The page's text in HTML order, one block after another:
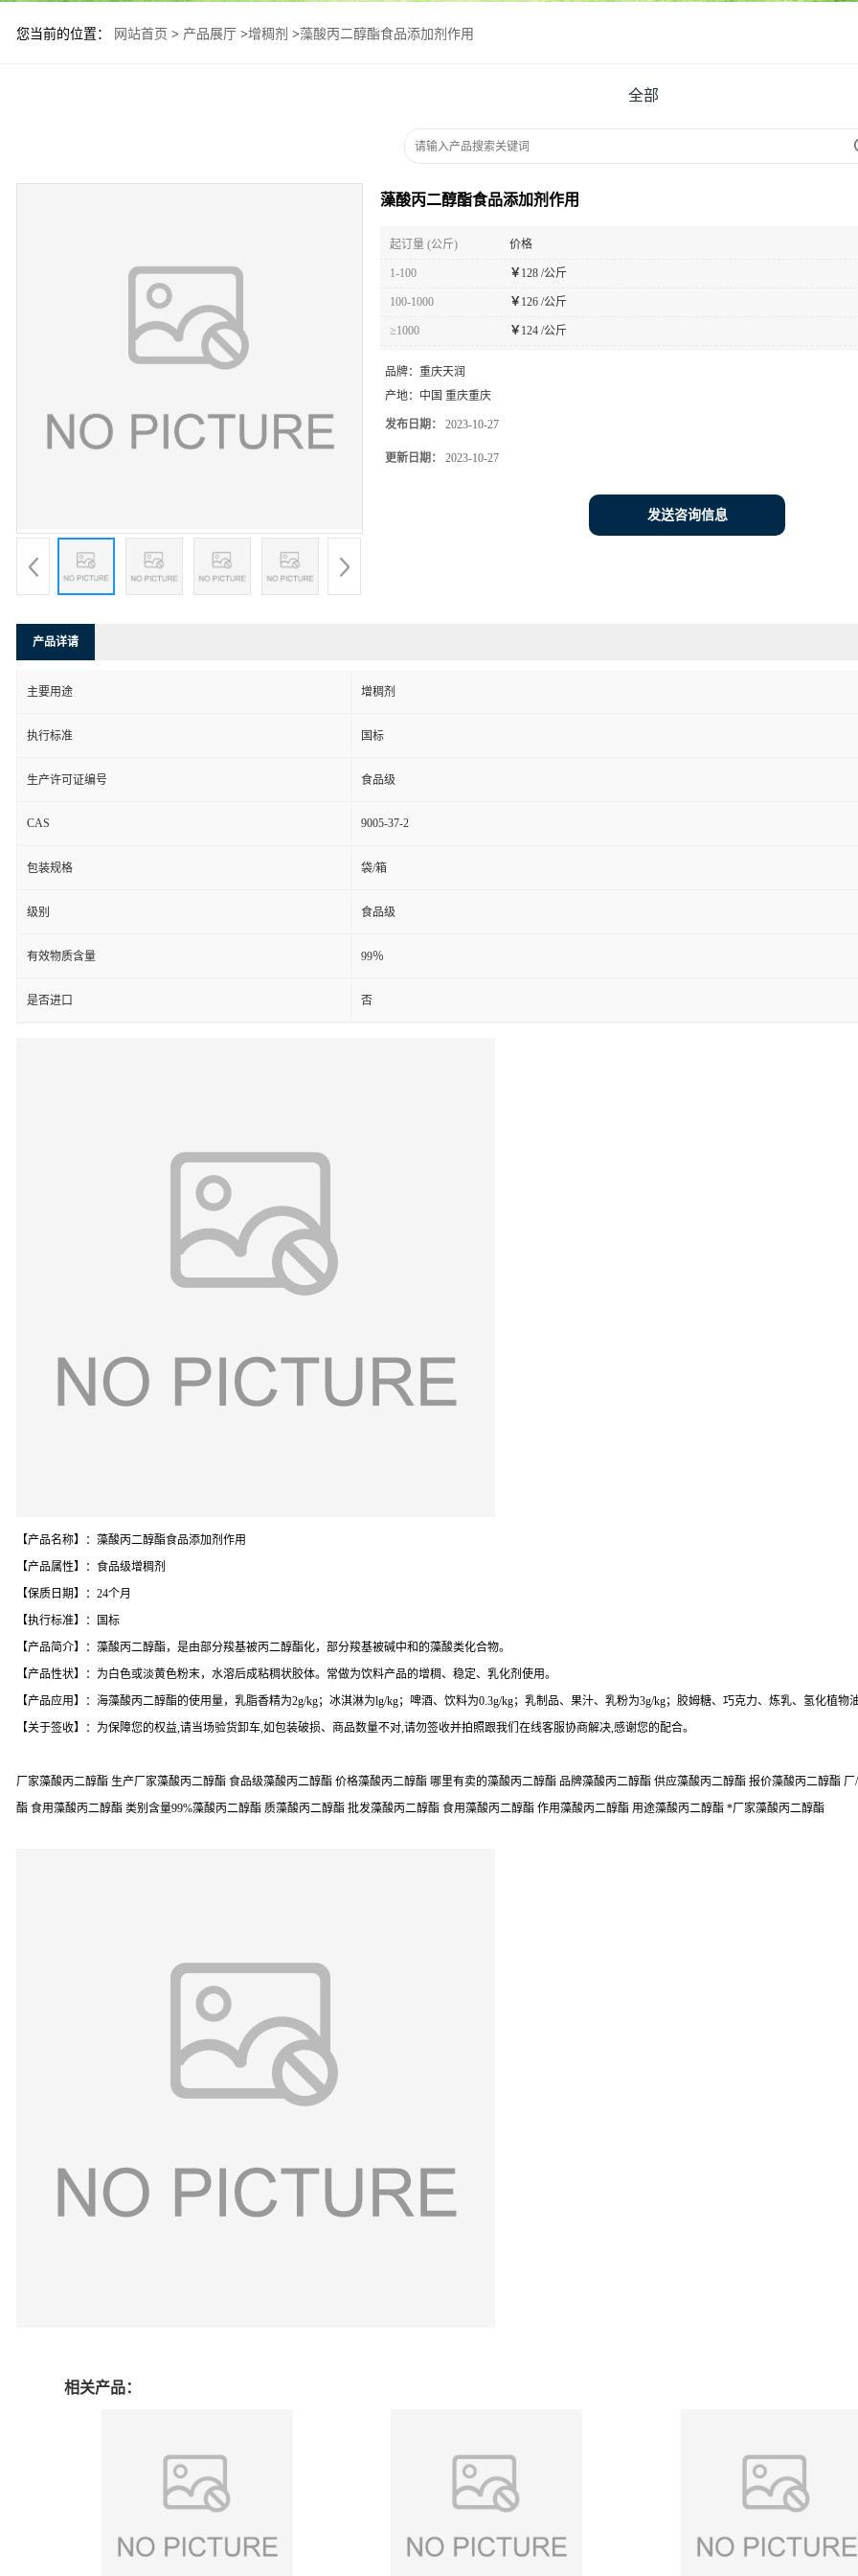
您当前的位置： 网站首页 > 产品展厅 >增稠剂 >藻酸丙二醇酯食品添加剂作用
全部
藻酸丙二醇酯食品添加剂作用
起订量 (公斤) 价格
1-100 ￥ 128 /公斤
100-1000 ￥ 126 /公斤
≥1000 ￥ 124 /公斤
品牌： 重庆天润
产地： 中国 重庆重庆
发布日期： 2023-10-27
更新日期： 2023-10-27
发送咨询信息
产品详请
主要用途 增稠剂
执行标准 国标
生产许可证编号 食品级
CAS 9005-37-2
包装规格 袋/箱
级别 食品级
有效物质含量 99％
是否进口 否
【产品名称】：藻酸丙二醇酯食品添加剂作用
【产品属性】：食品级增稠剂
【保质日期】：24个月
【执行标准】：国标
【产品简介】：藻酸丙二醇酯，是由部分羧基被丙二醇酯化，部分羧基被碱中和的藻酸类化合物。
【产品性状】：为白色或淡黄色粉末，水溶后成粘稠状胶体。常做为饮料产品的增稠、稳定、乳化剂使用。
【产品应用】：海藻酸丙二醇酯的使用量，乳脂香精为2g/kg；冰淇淋为lg/kg；啤酒、饮料为0.3g/kg；乳制品、果汁、乳粉为3g/kg；胶姆糖、巧克力、炼乳、氢化植物
【关于签收】：为保障您的权益,请当场验货卸车,如包装破损、商品数量不对,请勿签收并拍照跟我们在线客服协商解决,感谢您的配合。
厂家藻酸丙二醇酯 生产厂家藻酸丙二醇酯 食品级藻酸丙二醇酯 价格藻酸丙二醇酯 哪里有卖的藻酸丙二醇酯 品牌藻酸丙二醇酯 供应藻酸丙二醇酯 报价藻酸丙二醇酯
酯 食用藻酸丙二醇酯 类别含量99%藻酸丙二醇酯 质藻酸丙二醇酯 批发藻酸丙二醇酯 食用藻酸丙二醇酯 作用藻酸丙二醇酯 用途藻酸丙二醇酯 *厂家藻酸丙二醇酯
相关产品：